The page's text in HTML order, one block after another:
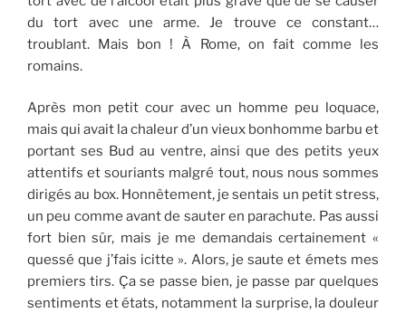
du tort avec une arme. Je trouve ce constant…
troublant. Mais bon ! À Rome, on fait comme les
romains.
Après mon petit cour avec un homme peu loquace,
mais qui avait la chaleur d’un vieux bonhomme barbu et
portant ses Bud au ventre, ainsi que des petits yeux
attentifs et souriants malgré tout, nous nous sommes
dirigés au box. Honnêtement, je sentais un petit stress,
un peu comme avant de sauter en parachute. Pas aussi
fort bien sûr, mais je me demandais certainement «
quessé que j’fais icitte ». Alors, je saute et émets mes
premiers tirs. Ça se passe bien, je passe par quelques
sentiments et états, notamment la surprise, la douleur